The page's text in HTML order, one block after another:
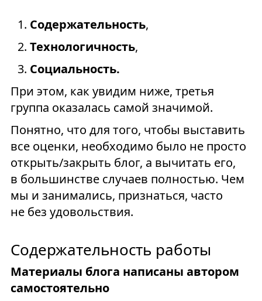
Содержательность,
Технологичность,
Социальность.
При этом, как увидим ниже, третья
группа оказалась самой значимой.
Понятно, что для того, чтобы выставить
все оценки, необходимо было не просто
открыть/закрыть блог, а вычитать его,
в большинстве случаев полностью. Чем
мы и занимались, признаться, часто
не без удовольствия.
Содержательность работы
Материалы блога написаны автором
самостоятельно